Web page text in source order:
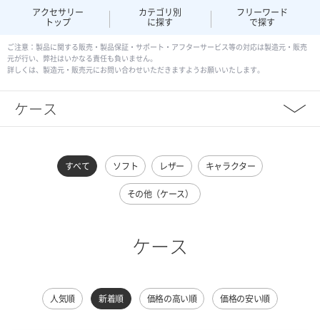
アクセサリー
トップ
カテゴリ別
に探す
フリーワード
で探す
ご注意：製品に関する販売・製品保証・サポート・アフターサービス等の対応は製造元・販売
元が行い、弊社はいかなる責任も負いません。
詳しくは、製造元・販売元にお問い合わせいただきますようお願いいたします。
ケース
すべて ソフト レザー キャラクター
その他（ケース）
ケース
人気順 新着順 価格の高い順 価格の安い順